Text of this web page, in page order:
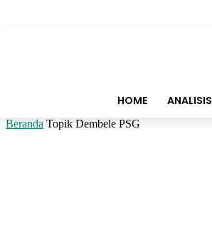
HOME ANALISIS
Beranda Topik Dembele PSG